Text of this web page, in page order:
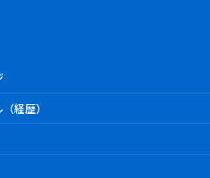
経歴）